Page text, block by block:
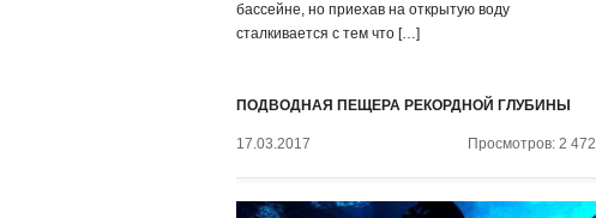
бассейне, но приехав на открытую воду
сталкивается с тем что […]
ПОДВОДНАЯ ПЕЩЕРА РЕКОРДНОЙ ГЛУБИНЫ
17.03.2017 Просмотров: 2 472